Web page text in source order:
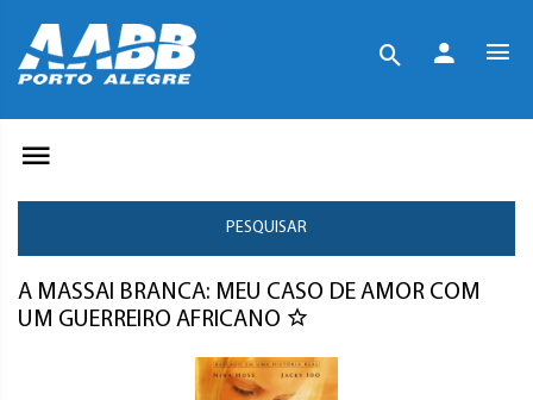
PESQUISAR
A MASSAI BRANCA: MEU CASO DE AMOR COM
UM GUERREIRO AFRICANO